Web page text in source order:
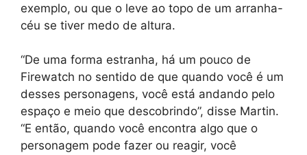
exemplo, ou que o leve ao topo de um arranha-
céu se tiver medo de altura.
“De uma forma estranha, há um pouco de
Firewatch no sentido de que quando você é um
desses personagens, você está andando pelo
espaço e meio que descobrindo”, disse Martin.
“E então, quando você encontra algo que o
personagem pode fazer ou reagir, você